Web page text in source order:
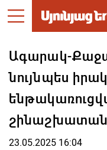
Ագարակ-
նույնպես
23.05.2025 16:04